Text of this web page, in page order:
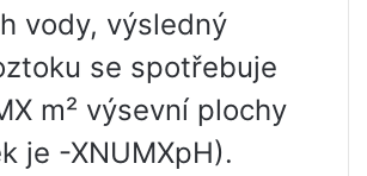
vody, výsledný
se spotřebuje
m² výsevní plochy
je -XNUMXpH).